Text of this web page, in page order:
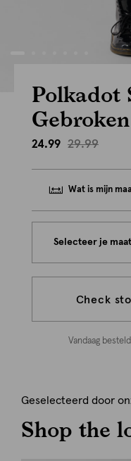
Polkadot
24.99 29.99
Wat is mijn
Selecteer je maat
Check
Vandaag
Geselecteerd door
Shop the